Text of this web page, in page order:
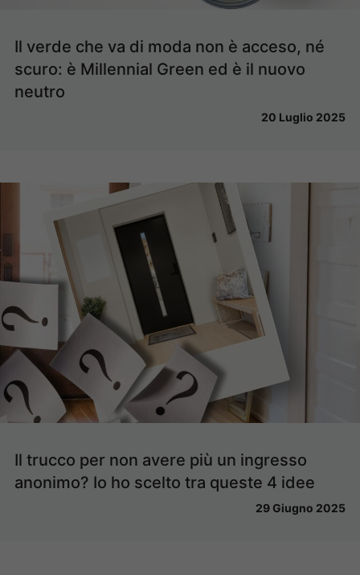
Il verde che va di moda non è acceso, né
scuro: è Millennial Green ed è il nuovo
neutro
20 Luglio 2025
Il trucco per non avere più un ingresso
anonimo? Io ho scelto tra queste 4 idee
29 Giugno 2025